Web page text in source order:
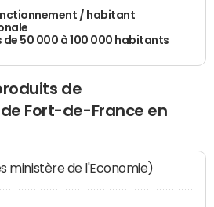
/ habitant
de 50 000 à 100 000 habitants
de
Fort-de-France en
ministère de l'Economie)